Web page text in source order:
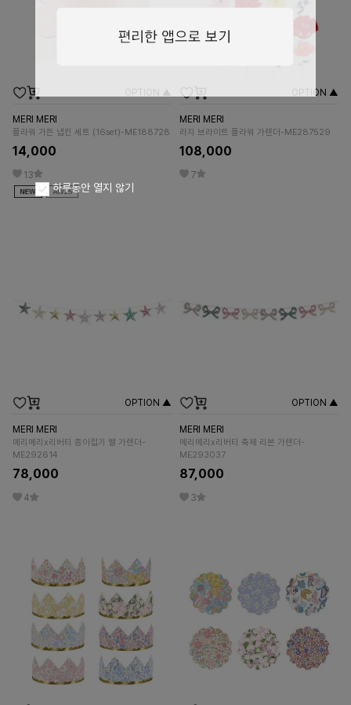
OPTION ▲
MERI MERI
플라워 가든 냅킨 세트 (16set)-ME188728
14,000
13
OPTION ▲
MERI MERI
라지 브라이트 플라워 가렌더-ME287529
108,000
7
OPTION ▲
MERI MERI
메리메리x리버티 종이접기 별 가렌더-
ME292614
78,000
4
OPTION ▲
MERI MERI
메리메리x리버티 축제 리본 가렌더-
ME293037
87,000
3
하루동안 열지 않기